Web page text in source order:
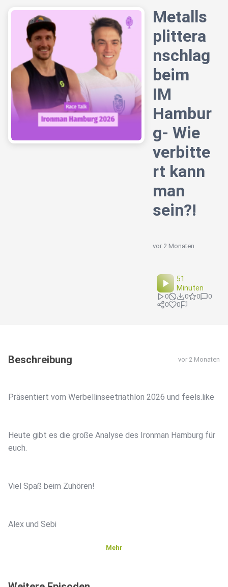
Metalls
plittera
nschlag
beim
IM
Hambur
g- Wie
verbitte
rt kann
man
sein?!
vor 2 Monaten
51
Minuten
0 0 0
0
0
0
Beschreibung vor 2 Monaten
Präsentiert vom Werbellinseetriathlon 2026 und feels.like
Heute gibt es die große Analyse des Ironman Hamburg für
euch.
Viel Spaß beim Zuhören!
Alex und Sebi
Mehr